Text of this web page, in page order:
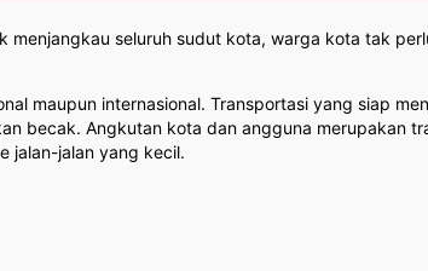
seluruh sudut kota, warga kota tak
maupun internasional. Transportasi yang siap
becak. Angkutan kota dan angguna merupakan
jalan-jalan yang kecil.